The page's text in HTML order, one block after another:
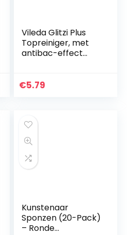
Vileda Glitzi Plus
Topreiniger, met
antibac-effect
stuks
€5.79
Kunstenaar
Sponzen (20-Pack)
– Ronde